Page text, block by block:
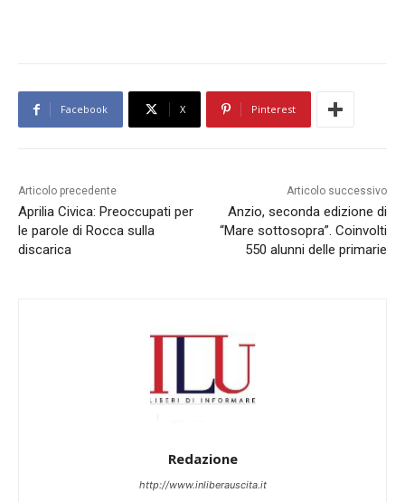
Facebook X Pinterest
Articolo precedente
Aprilia Civica: Preoccupati per
le parole di Rocca sulla
discarica
Articolo successivo
Anzio, seconda edizione di
“Mare sottosopra”. Coinvolti
550 alunni delle primarie
Redazione
http://www.inliberauscita.it